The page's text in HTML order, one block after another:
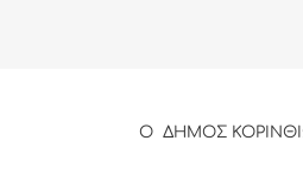
Ο ΔΗΜΟΣ